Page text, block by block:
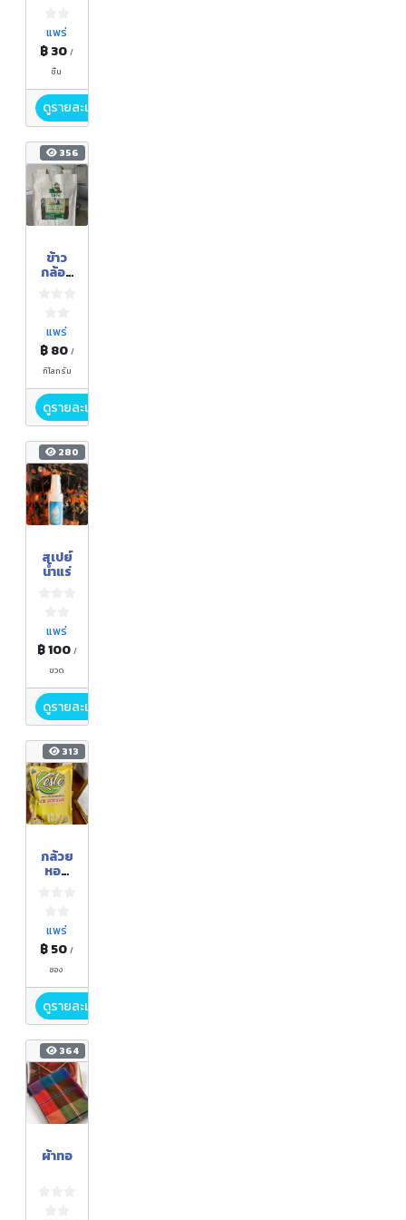
ร
แพร่
฿ 30/
ชิ้น
ดูรายละเอียด
356
ข้าว
กล้อง
แพร่
฿ 80 /
กิโลกรัม
ดูรายละเอียด
280
สเปย์
น้ำแร่
แพร่
฿ 100 /
ขวด
ดูรายละเอียด
313
กล้วย
หอม
แพร่
฿ 50/
ซอง
ดูรายละเอียด
364
ผ้าทอ